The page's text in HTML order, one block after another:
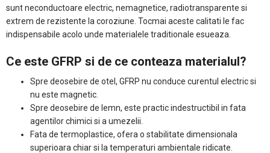
sunt neconductoare electric, nemagnetice, radiotransparente si
extrem de rezistente la coroziune. Tocmai aceste calitati le fac
indispensabile acolo unde materialele traditionale esueaza.
Ce este GFRP si de ce conteaza materialul?
Spre deosebire de otel, GFRP nu conduce curentul electric si
nu este magnetic.
Spre deosebire de lemn, este practic indestructibil in fata
agentilor chimici si a umezelii.
Fata de termoplastice, ofera o stabilitate dimensionala
superioara chiar si la temperaturi ambientale ridicate.